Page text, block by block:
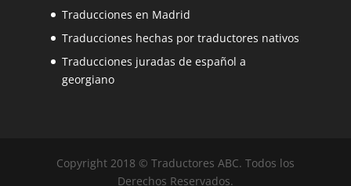
Traducciones en Madrid
Traducciones hechas por traductores nativos
Traducciones juradas de español a
georgiano
Copyright 2018 © Traductores ABC. Todos los
Derechos Reservados.